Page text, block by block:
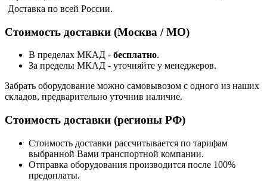
Доставка по всей России.
Стоимость доставки (Москва / МО)
В пределах МКАД - бесплатно.
За пределы МКАД - уточняйте у менеджеров.
Забрать оборудование можно самовывозом с одного из наших
складов, предварительно уточнив наличие.
Стоимость доставки (регионы РФ)
Стоимость доставки рассчитывается по тарифам
выбранной Вами транспортной компании.
Отправка оборудования производится после 100%
предоплаты.